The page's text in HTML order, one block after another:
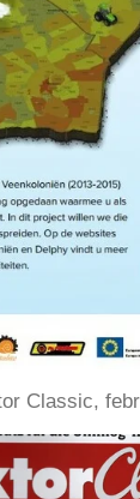
Classic,